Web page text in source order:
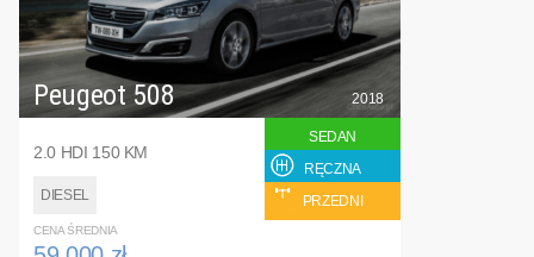
Peugeot 508
2.0 HDI 150 KM
DIESEL
2018
SEDAN
RĘCZNA
PRZEDNI
CENA ŚREDNIA